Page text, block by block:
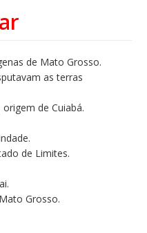
de Mato Grosso.
as terras
de Cuiabá.
de Limites.
Grosso.